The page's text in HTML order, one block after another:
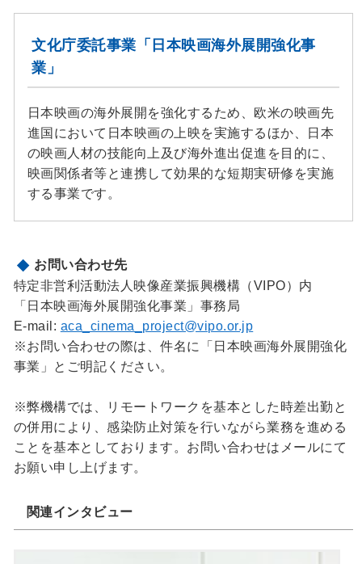
文化庁委託事業「日本映画海外展開強化事
業」
日本映画の海外展開を強化するため、欧米の映画先
進国において日本映画の上映を実施するほか、日本
の映画人材の技能向上及び海外進出促進を目的に、
映画関係者等と連携して効果的な短期実研修を実施
する事業です。
お問い合わせ先
特定非営利活動法人映像産業振興機構（VIPO）内
「日本映画海外展開強化事業」事務局
E-mail: aca_cinema_project@vipo.or.jp
※お問い合わせの際は、件名に「日本映画海外展開強化
事業」とご明記ください。
※弊機構では、リモートワークを基本とした時差出勤と
の併用により、感染防止対策を行いながら業務を進める
ことを基本としております。お問い合わせはメールにて
お願い申し上げます。
関連インタビュー